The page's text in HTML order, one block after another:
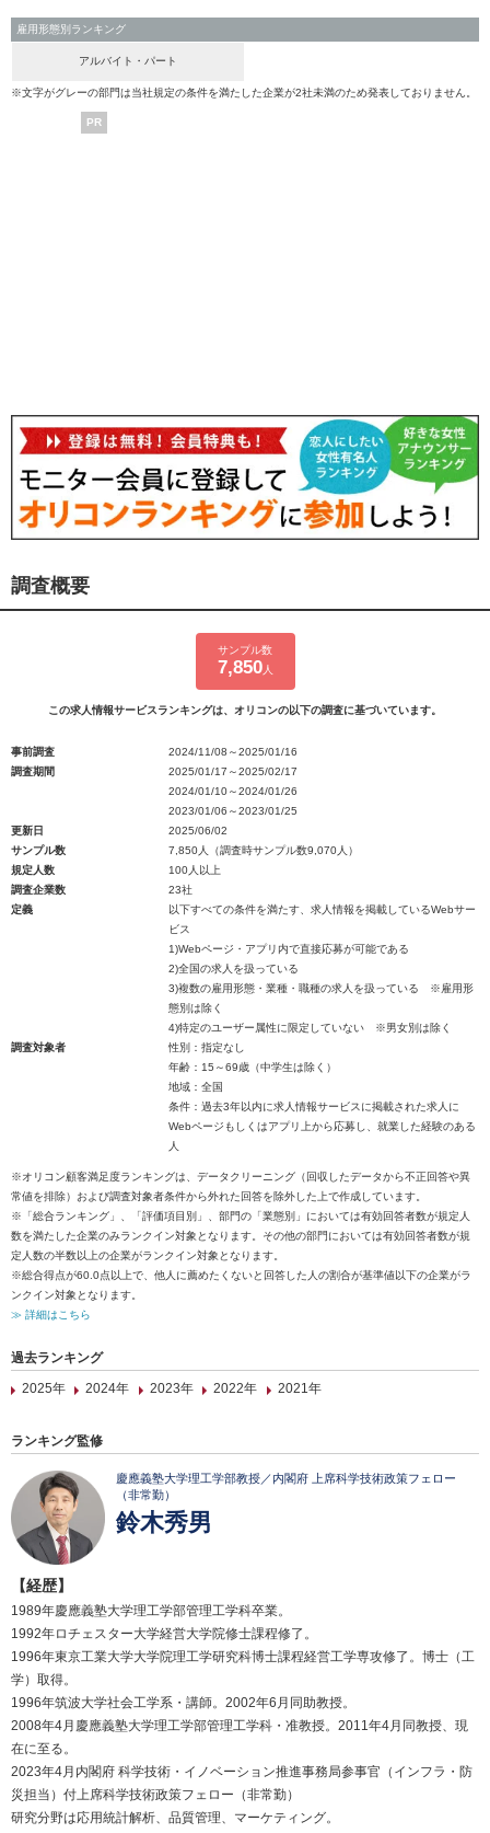
雇用形態別ランキング
アルバイト・パート
※文字がグレーの部門は当社規定の条件を満たした企業が2社未満のため発表しておりません。
PR
調査概要
サンプル数
7,850人
この求人情報サービスランキングは、オリコンの以下の調査に基づいています。
事前調査
2024/11/08～2025/01/16
調査期間
2025/01/17～2025/02/17
2024/01/10～2024/01/26
2023/01/06～2023/01/25
更新日
2025/06/02
サンプル数
7,850人（調査時サンプル数9,070人）
規定人数
100人以上
調査企業数
23社
定義
以下すべての条件を満たす、求人情報を掲載しているWebサー
ビス
1)Webページ・アプリ内で直接応募が可能である
2)全国の求人を扱っている
3)複数の雇用形態・業種・職種の求人を扱っている ※雇用形
態別は除く
4)特定のユーザー属性に限定していない ※男女別は除く
調査対象者
性別：指定なし
年齢：15～69歳（中学生は除く）
地域：全国
条件：過去3年以内に求人情報サービスに掲載された求人に
Webページもしくはアプリ上から応募し、就業した経験のある
人
※オリコン顧客満足度ランキングは、データクリーニング（回収したデータから不正回答や異
常値を排除）および調査対象者条件から外れた回答を除外した上で作成しています。
※「総合ランキング」、「評価項目別」、部門の「業態別」においては有効回答者数が規定人
数を満たした企業のみランクイン対象となります。その他の部門においては有効回答者数が規
定人数の半数以上の企業がランクイン対象となります。
※総合得点が60.0点以上で、他人に薦めたくないと回答した人の割合が基準値以下の企業がラ
ンクイン対象となります。
≫ 詳細はこちら
過去ランキング
2025年
2024年 2023年 2022年 2021年
ランキング監修
慶應義塾大学理工学部教授／内閣府 上席科学技術政策フェロー
（非常勤）
鈴木秀男
【経歴】
1989年慶應義塾大学理工学部管理工学科卒業。
1992年ロチェスター大学経営大学院修士課程修了。
1996年東京工業大学大学院理工学研究科博士課程経営工学専攻修了。博士（工
学）取得。
1996年筑波大学社会工学系・講師。2002年6月同助教授。
2008年4月慶應義塾大学理工学部管理工学科・准教授。2011年4月同教授、現
在に至る。
2023年4月内閣府 科学技術・イノベーション推進事務局参事官（インフラ・防
災担当）付上席科学技術政策フェロー（非常勤）
研究分野は応用統計解析、品質管理、マーケティング。